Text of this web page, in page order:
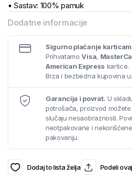
• Sastav: 100% pamuk
• Gramatura: 125 g/m²
Dodatne informacije
Sigurno plaćanje
PrihvatamoVisa,
American Express kartice.
Brza i bezbedna kupovina
Garancija i povrat. U
potrošača, proizvod
slučaju nesaobraznosti.
neotpakovane i
pakovanju.
Dodaj to lista želja Podeli